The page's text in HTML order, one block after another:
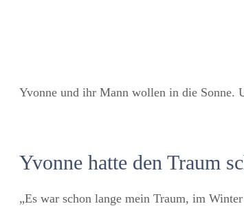
Yvonne und ihr Mann wollen in die Sonne.
Yvonne hatte den Traum
„Es war schon lange mein Traum, im